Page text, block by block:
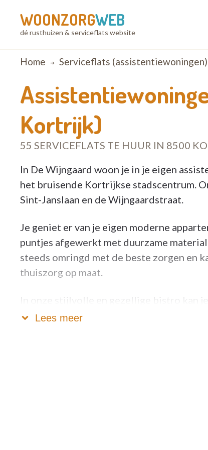
WOONZORGWEB
dé rusthuizen & serviceflats website
Breadcrumb
Home Serviceflats (assistentiewoningen)
Kortrijk)
55 SERVICEFLATS TE HUUR IN 8500
In De Wijngaard woon je in je eigen
het bruisende Kortrijkse stadscentrum.
Sint-Janslaan en de Wijngaardstraat.
Je geniet er van je eigen moderne
puntjes afgewerkt met duurzame
steeds omringd met de beste zorgen en
thuiszorg op maat.
In onze stijlvolle en gezellige bistro kan
deugddoende koffie of een fris pintje. Op
Lees meer